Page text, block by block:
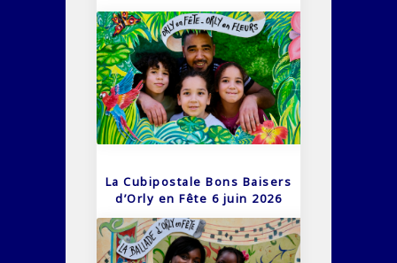
La Cubipostale Bons Baisers
d’Orly en Fête 6 juin 2026